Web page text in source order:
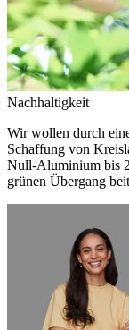
Nachhaltigkeit
Wir wollen durch
Schaffung von
Null-Aluminium bis
grünen Übergang